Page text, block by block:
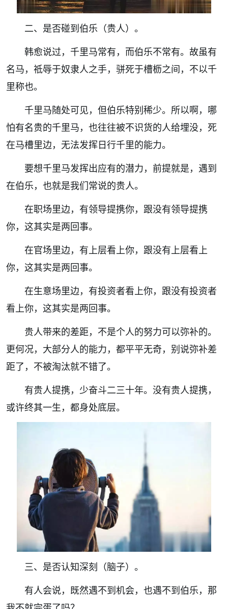
二、是否碰到伯乐（贵人）。
韩愈说过， 千里马常有，而伯乐不常有。故虽有
名马，祗辱于奴隶人之手，骈死于槽枥之间，不以千
里称也。
千里马随处可见，但伯乐特别稀少。所以啊，哪
怕有名贵的千里马，也往往被不识货的人给埋没，死
在马槽里边，无法发挥日行千里的能力。
要想千里马发挥出应有的潜力，前提就是，遇到
在伯乐，也就是我们常说的贵人。
在职场里边，有领导提携你，跟没有领导提携
你，这其实是两回事。
在官场里边，有上层看上你，跟没有上层看上
你，这其实是两回事。
在生意场里边，有投资者看上你，跟没有投资者
看上你，这其实是两回事。
贵人带来的差距，不是个人的努力可以弥补的。
更何况，大部分人的能力，都平平无奇，别说弥补差
距了，不被淘汰就不错了。
有贵人提携，少奋斗二三十年。没有贵人提携，
或许终其一生，都身处底层。
三、是否认知深刻（脑子）。
有人会说，既然遇不到机会，也遇不到伯乐，那